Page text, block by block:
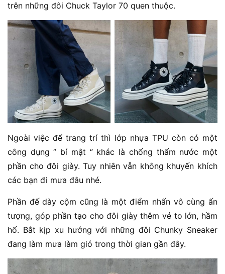
trên những đôi Chuck Taylor 70 quen thuộc.
Ngoài việc để trang trí thì lớp nhựa TPU còn có một
công dụng ‘’ bí mật ‘’ khác là chống thấm nước một
phần cho đôi giày. Tuy nhiên vẫn không khuyến khích
các bạn đi mưa đâu nhé.
Phần đế dày cộm cũng là một điểm nhấn vô cùng ấn
tượng, góp phần tạo cho đôi giày thêm vẻ to lớn, hầm
hố. Bắt kịp xu hướng với những đôi Chunky Sneaker
đang làm mưa làm gió trong thời gian gần đây.